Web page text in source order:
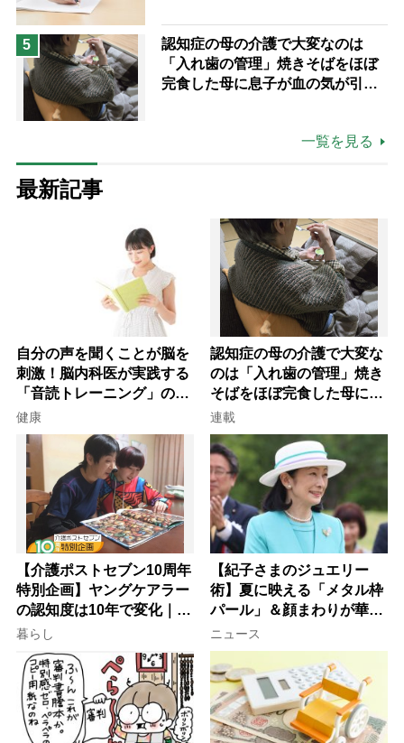
5
認知症の母の介護で大変なのは
「入れ歯の管理」焼きそばをほぼ
完食した母に息子が血の気が引い
一覧を見る
最新記事
自分の声を聞くことが脳を
刺激！脳内科医が実践する
「音読トレーニング」の極
意
健康
認知症の母の介護で大変な
のは「入れ歯の管理」焼き
そばをほぼ完食した母に息
子が血の気が引いた理由
連載
【介護ポストセブン10周年
特別企画】ヤングケアラー
の認知度は10年で変化｜流
行語大賞にノミネート、法
律にも明記されたが果たし
て現在は？
暮らし
【紀子さまのジュエリー
術】夏に映える「メタル枠
パール」＆顔まわりが華や
ぐ「揺れる一粒」の使い分
け方
ニュース